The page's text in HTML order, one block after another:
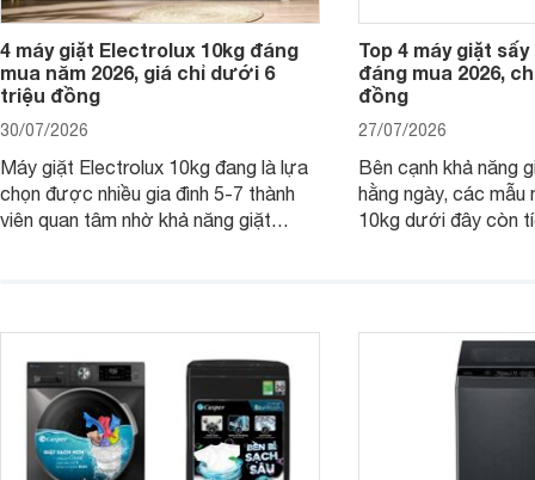
4 máy giặt Electrolux 10kg đáng
mua năm 2026, giá chỉ dưới 6
triệu đồng
30/07/2026
Máy giặt Electrolux 10kg đang là lựa
chọn được nhiều gia đình 5-7 thành
viên quan tâm nhờ khả năng giặt
Top 4 máy giặt
đáng mua 2026,
đồng
27/07/2026
Bên cạnh khả năng
hằng ngày, các mẫu
10kg dưới đây còn